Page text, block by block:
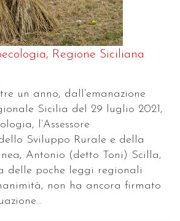
Regione Siciliana
un anno, dall’emanazione
Sicilia del 29 luglio 2021,
l’Assessore
Sviluppo Rurale e della
Antonio (detto Toni) Scilla,
delle poche leggi regionali
non ha ancora firmato